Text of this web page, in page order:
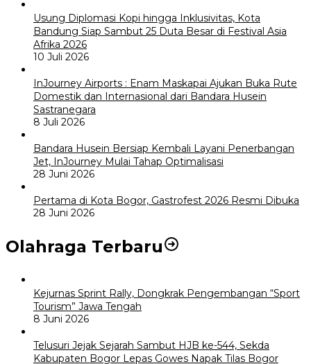
Usung Diplomasi Kopi hingga Inklusivitas, Kota
Bandung Siap Sambut 25 Duta Besar di Festival Asia
Afrika 2026
10 Juli 2026
InJourney Airports : Enam Maskapai Ajukan Buka Rute
Domestik dan Internasional dari Bandara Husein
Sastranegara
8 Juli 2026
Bandara Husein Bersiap Kembali Layani Penerbangan
Jet, InJourney Mulai Tahap Optimalisasi
28 Juni 2026
Pertama di Kota Bogor, Gastrofest 2026 Resmi Dibuka
28 Juni 2026
Olahraga Terbaru
Kejurnas Sprint Rally, Dongkrak Pengembangan “Sport
Tourism” Jawa Tengah
8 Juni 2026
Telusuri Jejak Sejarah Sambut HJB ke-544, Sekda
Kabupaten Bogor Lepas Gowes Napak Tilas Bogor